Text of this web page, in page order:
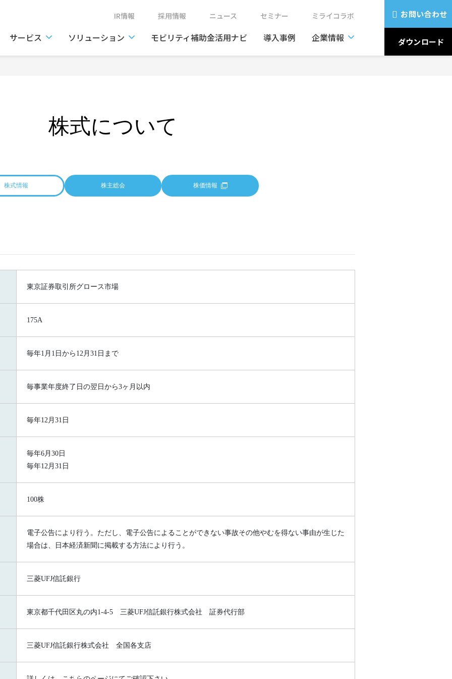
IR情報 採用情報 ニュース セミナー ミライコラボ
サービス ソリューション モビリティ補助金活用ナビ 導入事例 企業情報
お問い合わせ
ダウンロード
株式について
株式情報 株主総会 株価情報
東京証券取引所グロース市場
175A
毎年1月1日から12月31日まで
毎事業年度終了日の翌日から3ヶ月以内
毎年12月31日
毎年6月30日
毎年12月31日
100株
電子公告により行う。ただし、電子公告によることができない事故その他やむを得ない事由が生じた
場合は、日本経済新聞に掲載する方法により行う。
三菱UFJ信託銀行
東京都千代田区丸の内1-4-5 三菱UFJ信託銀行株式会社 証券代行部
三菱UFJ信託銀行株式会社 全国各支店